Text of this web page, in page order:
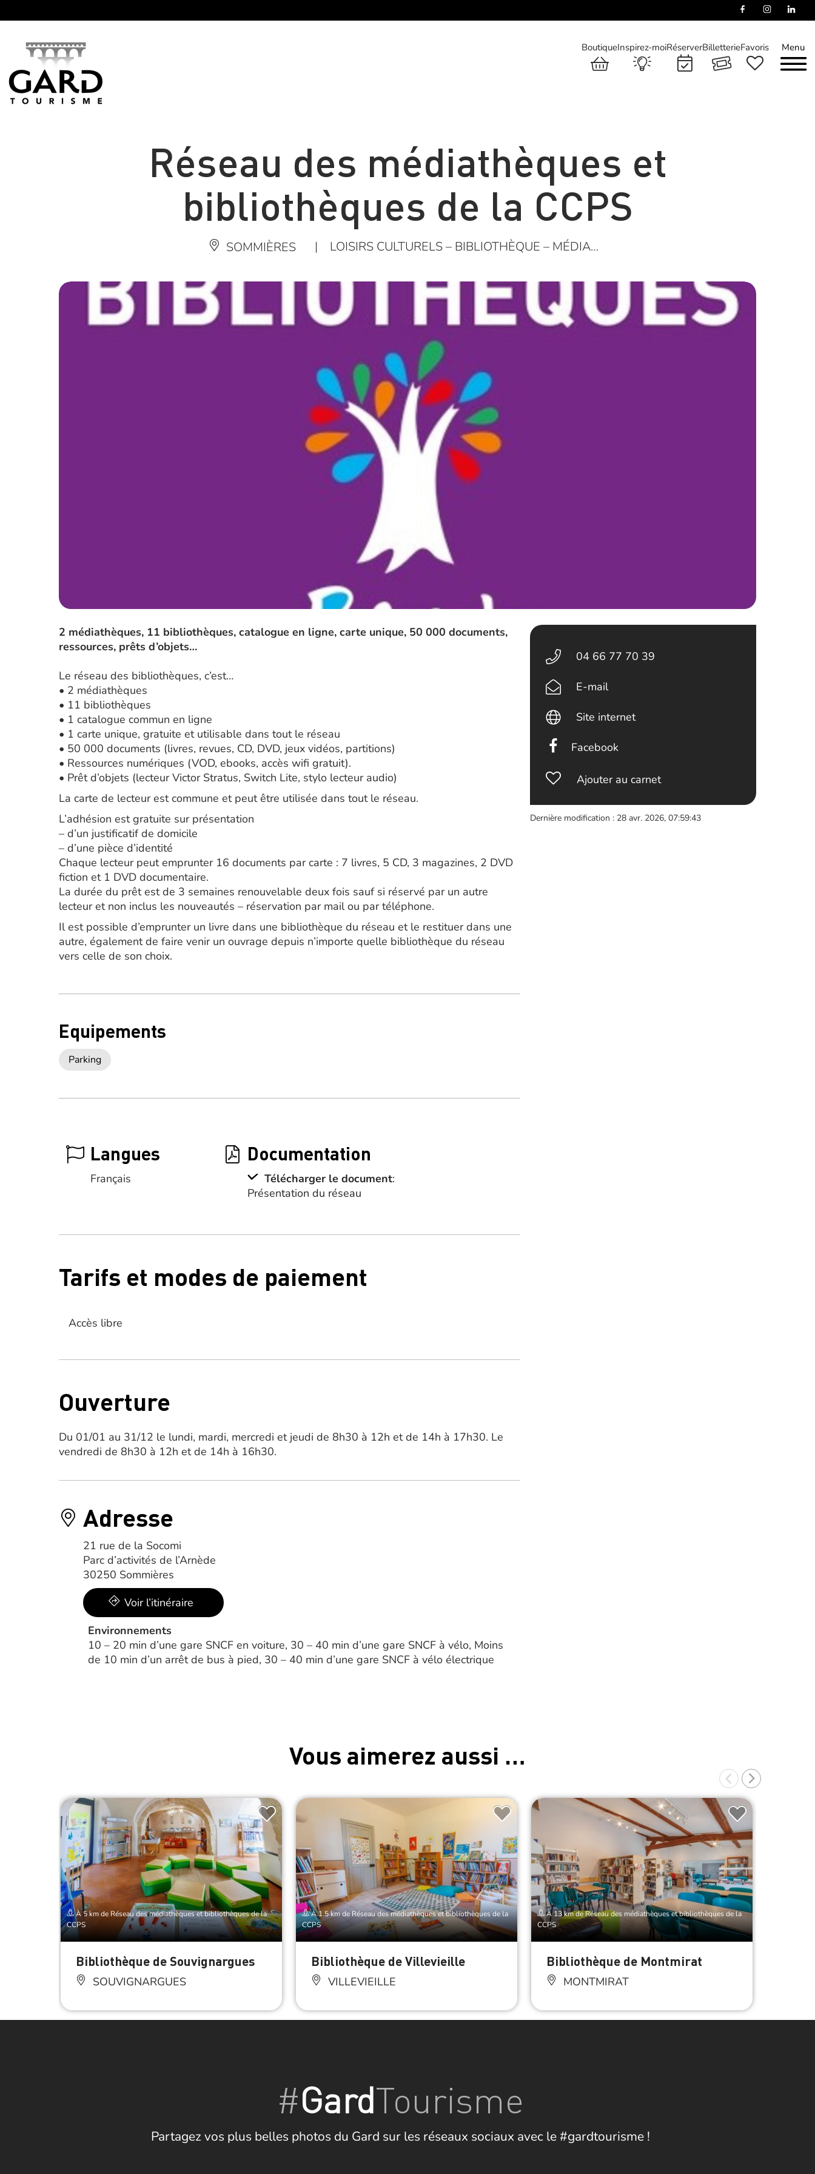
Menu
BoutiqueInspirez-moiRéserverBilletterieFavoris
Réseau des médiathèques et
bibliothèques de la CCPS
SOMMIÈRES | LOISIRS CULTURELS – BIBLIOTHÈQUE – MÉDIA…
2 médiathèques, 11 bibliothèques, catalogue en ligne, carte unique, 50 000 documents,
ressources, prêts d’objets…
Le réseau des bibliothèques, c’est…
• 2 médiathèques
• 11 bibliothèques
• 1 catalogue commun en ligne
• 1 carte unique, gratuite et utilisable dans tout le réseau
• 50 000 documents (livres, revues, CD, DVD, jeux vidéos, partitions)
• Ressources numériques (VOD, ebooks, accès wifi gratuit).
• Prêt d’objets (lecteur Victor Stratus, Switch Lite, stylo lecteur audio)
La carte de lecteur est commune et peut être utilisée dans tout le réseau.
L’adhésion est gratuite sur présentation
– d’un justificatif de domicile
– d’une pièce d’identité
Chaque lecteur peut emprunter 16 documents par carte : 7 livres, 5 CD, 3 magazines, 2 DVD
fiction et 1 DVD documentaire.
La durée du prêt est de 3 semaines renouvelable deux fois sauf si réservé par un autre
lecteur et non inclus les nouveautés – réservation par mail ou par téléphone.
Il est possible d’emprunter un livre dans une bibliothèque du réseau et le restituer dans une
autre, également de faire venir un ouvrage depuis n’importe quelle bibliothèque du réseau
vers celle de son choix.
Equipements
Parking
Langues
Français
Documentation
Télécharger le document:
Présentation du réseau
Tarifs et modes de paiement
Accès libre
Ouverture
Du 01/01 au 31/12 le lundi, mardi, mercredi et jeudi de 8h30 à 12h et de 14h à 17h30. Le
vendredi de 8h30 à 12h et de 14h à 16h30.
Adresse
21 rue de la Socomi
Parc d’activités de l’Arnède
30250 Sommières
Voir l’itinéraire
Environnements
10 – 20 min d’une gare SNCF en voiture, 30 – 40 min d’une gare SNCF à vélo, Moins
de 10 min d’un arrêt de bus à pied, 30 – 40 min d’une gare SNCF à vélo électrique
04 66 77 70 39
E-mail
Site internet
Facebook
Ajouter au carnet
Dernière modification : 28 avr. 2026, 07:59:43
Vous aimerez aussi …
À 5 km de Réseau des médiathèques et bibliothèques de la
CCPS
Bibliothèque de Souvignargues
SOUVIGNARGUES
À 1.5 km de Réseau des médiathèques et bibliothèques de la
CCPS
Bibliothèque de Villevieille
VILLEVIEILLE
À 13 km de Réseau des médiathèques et bibliothèques de la
CCPS
Bibliothèque de Montmirat
MONTMIRAT
#GardTourisme
Partagez vos plus belles photos du Gard sur les réseaux sociaux avec le #gardtourisme !